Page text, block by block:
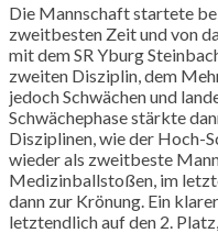
Die Mannschaft startete
zweitbesten Zeit und von
mit dem SR Yburg
zweiten Disziplin, dem
jedoch Schwächen und
Schwächephase stärkte
Disziplinen, wie der Hoch-
wieder als zweitbeste
Medizinballstoßen, im
dann zur Krönung. Ein
letztendlich auf den 2.